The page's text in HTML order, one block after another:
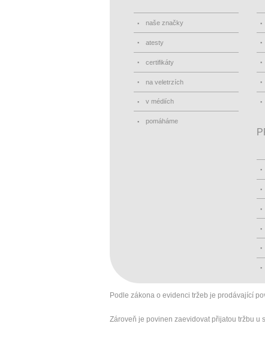
naše značky
atesty
certifikáty
na veletrzích
v médiích
pomáháme
Podle zákona o evidenci tržeb je prodávající
Zároveň je povinen zaevidovat přijatou tržbu u